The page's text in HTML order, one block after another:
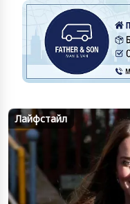
Лайфстайл